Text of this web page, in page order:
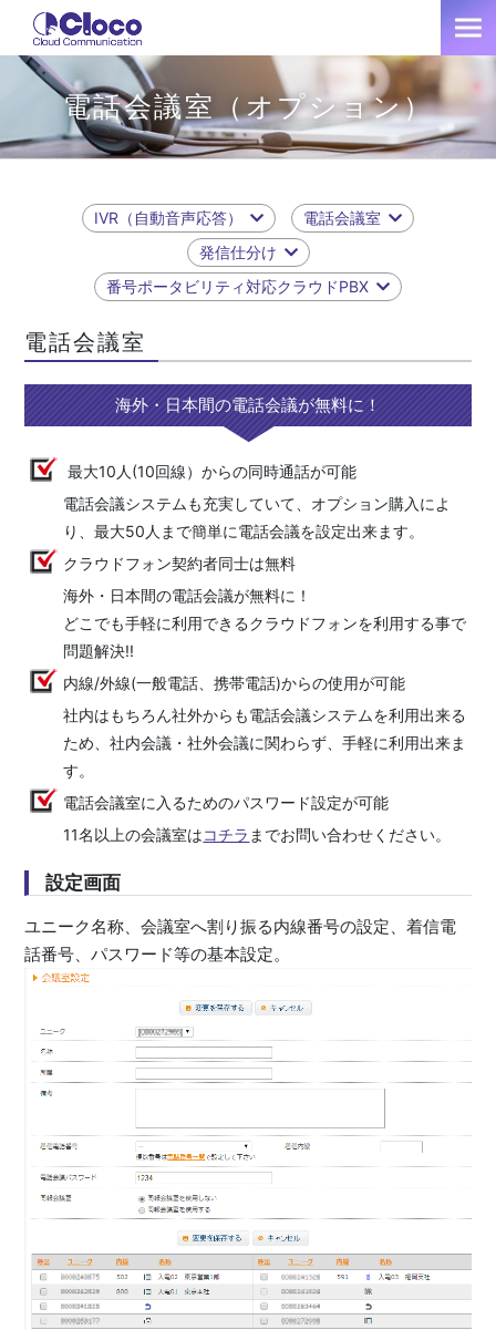
電話会議室（オプション）
IVR（自動音声応答）
電話会議室
発信仕分け
番号ポータビリティ対応クラウドPBX
電話会議室
海外・日本間の電話会議が無料に！
最大10人(10回線）からの同時通話が可能
電話会議システムも充実していて、オプション購入によ
り、最大50人まで簡単に電話会議を設定出来ます。
クラウドフォン契約者同士は無料
海外・日本間の電話会議が無料に！
どこでも手軽に利用できるクラウドフォンを利用する事で
問題解決!!
内線/外線(一般電話、携帯電話)からの使用が可能
社内はもちろん社外からも電話会議システムを利用出来る
ため、社内会議・社外会議に関わらず、手軽に利用出来ま
す。
電話会議室に入るためのパスワード設定が可能
11名以上の会議室はコチラ までお問い合わせください。
設定画面
ユニーク名称、会議室へ割り振る内線番号の設定、着信電
話番号、パスワード等の基本設定。